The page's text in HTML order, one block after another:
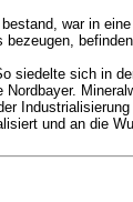
war in
sich in
und an die